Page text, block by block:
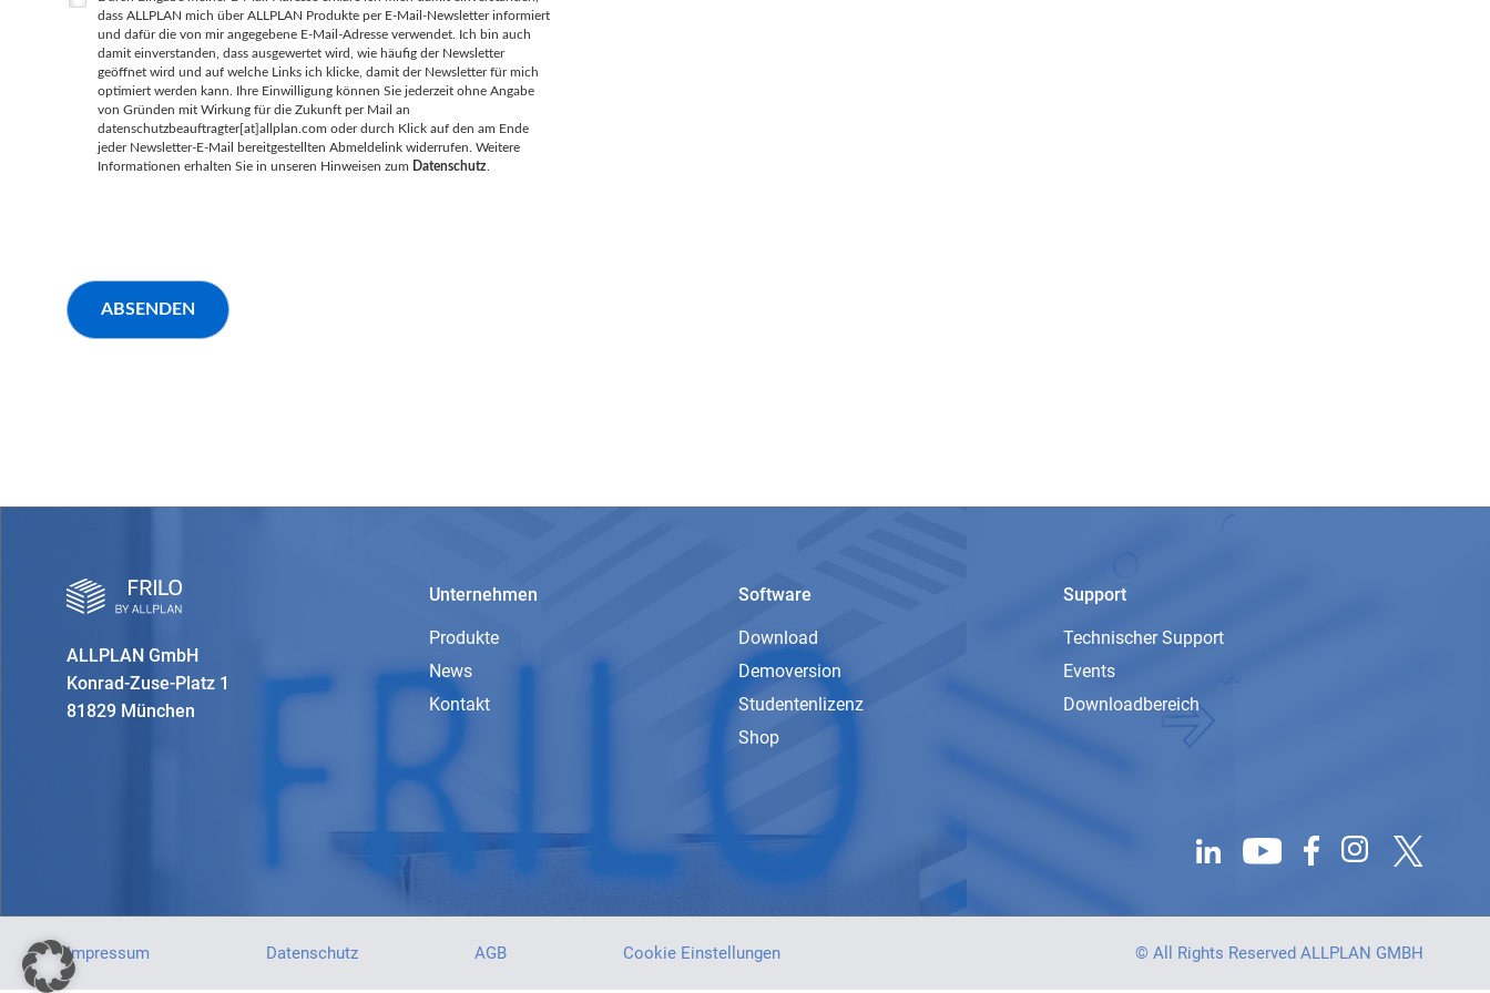
dass ALLPLAN mich über ALLPLAN Produkte per E-Mail-Newsletter informiert
und dafür die von mir angegebene E-Mail-Adresse verwendet. Ich bin auch
damit einverstanden, dass ausgewertet wird, wie häufig der Newsletter
geöffnet wird und auf welche Links ich klicke, damit der Newsletter für mich
optimiert werden kann. Ihre Einwilligung können Sie jederzeit ohne Angabe
von Gründen mit Wirkung für die Zukunft per Mail an
datenschutzbeauftragter[at]allplan.com oder durch Klick auf den am Ende
jeder Newsletter-E-Mail bereitgestellten Abmeldelink widerrufen. Weitere
Informationen erhalten Sie in unseren Hinweisen zum Datenschutz
ABSENDEN
ALLPLAN GmbH
Konrad-Zuse-Platz 1
81829 München
Unternehmen
Produkte
News
Kontakt
Software
Download
Demoversion
Studentenlizenz
Shop
Support
Technischer Support
Events
Downloadbereich
Impressum Datenschutz AGB Cookie Einstellungen © All Rights Reserved ALLPLAN GMBH